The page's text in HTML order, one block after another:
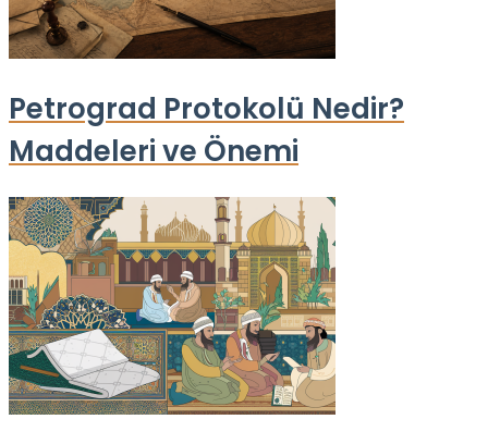
Petrograd Protokolü Nedir?
Maddeleri ve Önemi